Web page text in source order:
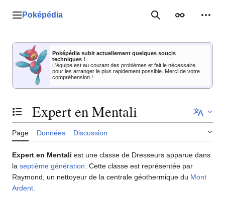
Menu principal
Poképédia RechercherApparence
Poképédia subit actuellement quelques soucis
techniques !
L'équipe est au courant des problèmes et fait le nécessaire
pour les arranger le plus rapidement possible. Merci de votre
compréhension !
Basculer la table des matières
Expert en Mentali
Page Données Discussion
Expert en Mentali est une classe de Dresseurs apparue dans
la septième génération . Cette classe est représentée par
Raymond, un nettoyeur de la centrale géothermique du Mont
Ardent